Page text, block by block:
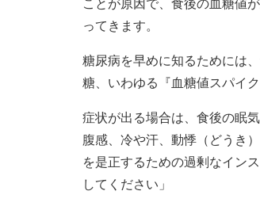
ことが原因で、食後の血糖値
ってきます。
糖尿病を早めに知るためには
糖、いわゆる『血糖値スパイ
症状が出る場合は、食後の眠
腹感、冷や汗、動悸（どうき
を是正するための過剰なイン
してください」